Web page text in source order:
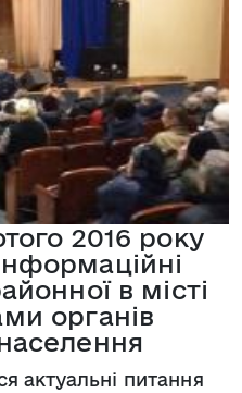
2016 року
в місті
органів
актуальні питання